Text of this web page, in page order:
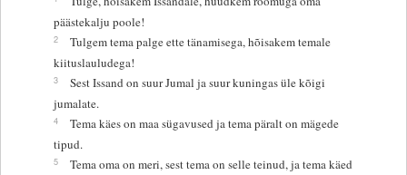
päästekalju poole!
2
Tulgem tema palge ette tänamisega, hõisakem temale
kiituslauludega!
3
Sest Issand on suur Jumal ja suur kuningas üle kõigi
jumalate.
4
Tema käes on maa sügavused ja tema päralt on mägede
tipud.
5
Tema oma on meri, sest tema on selle teinud, ja tema käed